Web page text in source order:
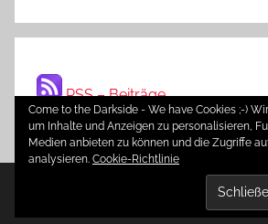
RSS – Beiträge
WordPress-Theme: Donovan
Come to the Darkside - We have Cookies ;-)
um Inhalte und Anzeigen zu personalisieren,
Medien anbieten zu können und die Zugriffe
analysieren. Cookie-Richtlinie